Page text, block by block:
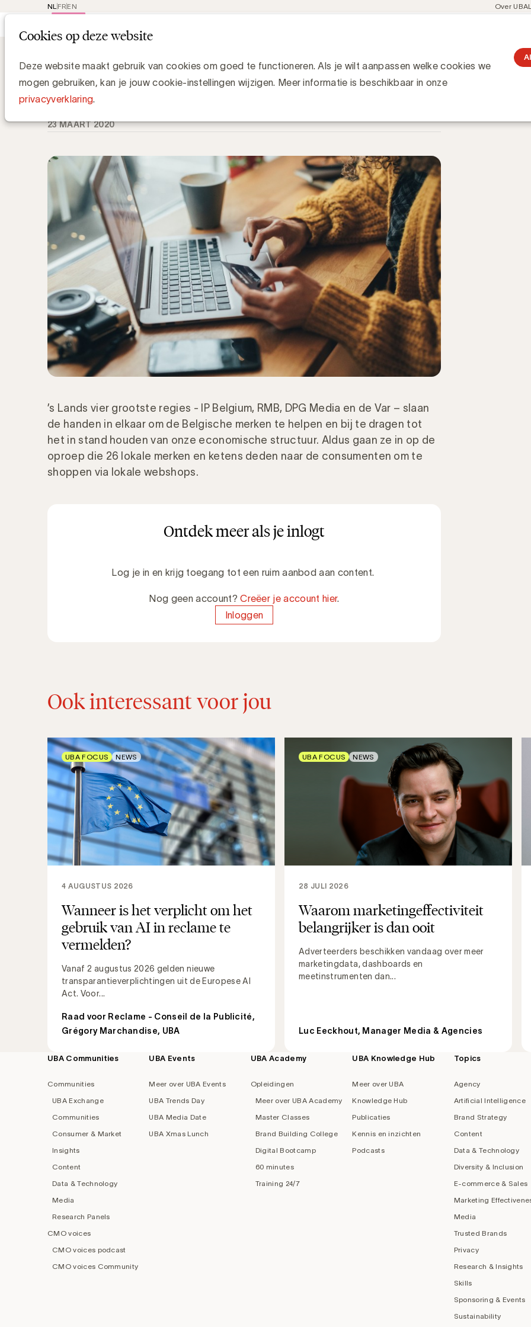
Cookies op deze website
Deze website maakt gebruik van cookies om goed te functioneren. Als je wilt aanpassen welke cookies we
mogen gebruiken, kan je jouw cookie-instellingen wijzigen. Meer informatie is beschikbaar in onze
privacyverklaring.
EN
FR
NL
Meta
Over UBA
Radio vormt front ter ondersteuning van Belgische webshops
Media Marketing
23 MAART 2020
’s Lands vier grootste regies - IP Belgium, RMB, DPG Media en de Var – slaan
de handen in elkaar om de Belgische merken te helpen en bij te dragen tot
het in stand houden van onze economische structuur. Aldus gaan ze in op de
oproep die 26 lokale merken en ketens deden naar de consumenten om te
shoppen via lokale webshops.
Ontdek meer als je inlogt
Log je in en krijg toegang tot een ruim aanbod aan content.
Nog geen account?Creëer je account hier.
Inloggen
Ook interessant voor jou
Wanneer is het verplicht om het
gebruik van AI in reclame te
vermelden?
Vanaf 2 augustus 2026 gelden nieuwe
transparantieverplichtingen uit de Europese AI
Act. Voor...
4 AUGUSTUS 2026
Raad voor Reclame - Conseil de la Publicité,
Grégory Marchandise, UBA
UBA FOCUS NEWS
Waarom marketingeffectiviteit
belangrijker is dan ooit
Adverteerders beschikken vandaag over meer
marketingdata, dashboards en
meetinstrumenten dan...
28 JULI 2026
Luc Eeckhout, Manager Media & Agencies
UBA FOCUS NEWS
Footer
UBA Communities
Communities
UBA Exchange
Communities
Consumer & Market
Insights
Content
Data & Technology
Media
Research Panels
CMO voices
CMO voices podcast
CMO voices Community
UBA Events
Meer over UBA Events
UBA Trends Day
UBA Media Date
UBA Xmas Lunch
UBA Academy
Opleidingen
Meer over UBA Academy
Master Classes
Brand Building College
Digital Bootcamp
60 minutes
Training 24/7
UBA Knowledge Hub
Meer over UBA
Knowledge Hub
Publicaties
Kennis en inzichten
Podcasts
Topics
Agency
Artificial Intelligence
Brand Strategy
Content
Data & Technology
Diversity & Inclusion
E-commerce & Sales
Marketing
Media
Trusted Brands
Privacy
Research & Insights
Skills
Sponsoring & Events
Sustainability